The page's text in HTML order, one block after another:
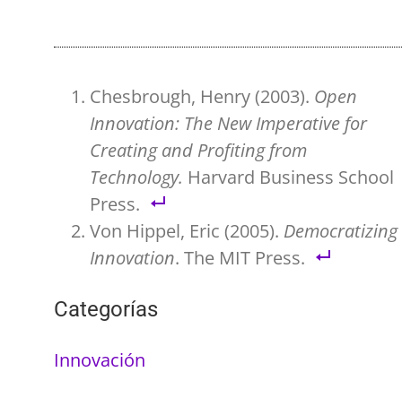
Chesbrough, Henry (2003). Open
Innovation: The New Imperative for
Creating and Profiting from
Technology. Harvard Business School
Press.
Von Hippel, Eric (2005). Democratizing
Innovation. The MIT Press.
Categorías
Innovación